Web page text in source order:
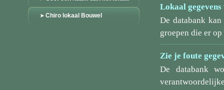
Chiro lokaal Bouwel
Lokaal
De databank
groepen die er
Zie je foute
De databank